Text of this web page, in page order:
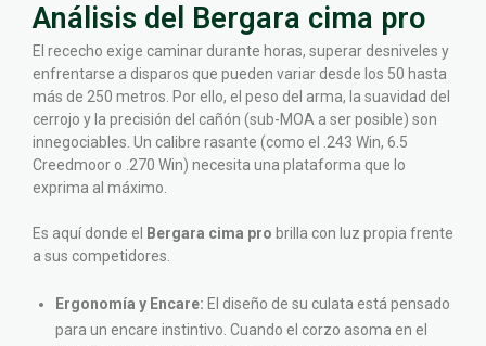
Análisis del Bergara cima pro
El rececho exige caminar durante horas, superar desniveles y
enfrentarse a disparos que pueden variar desde los 50 hasta
más de 250 metros. Por ello, el peso del arma, la suavidad del
cerrojo y la precisión del cañón (sub-MOA a ser posible) son
innegociables. Un calibre rasante (como el .243 Win, 6.5
Creedmoor o .270 Win) necesita una plataforma que lo
exprima al máximo.
Es aquí donde el Bergara cima pro brilla con luz propia frente
a sus competidores.
Ergonomía y Encare: El diseño de su culata está pensado
para un encare instintivo. Cuando el corzo asoma en el